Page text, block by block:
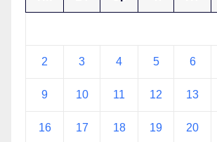
2 3 4 5 6
9 10 11 12 13
16 17 18 19 20